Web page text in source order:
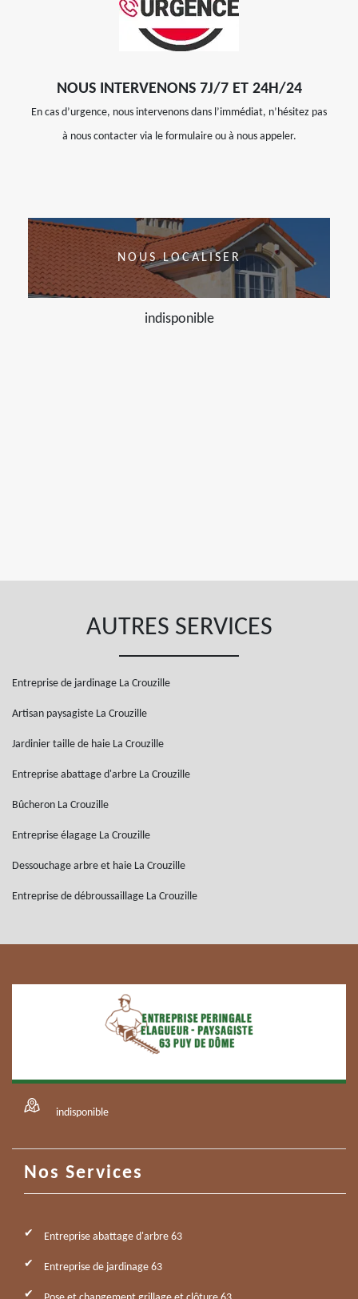
NOUS INTERVENONS 7J/7 ET 24H/24
En cas d’urgence, nous intervenons dans l’immédiat, n’hésitez pas
à nous contacter via le formulaire ou à nous appeler.
NOUS LOCALISER
indisponible
AUTRES SERVICES
Entreprise de jardinage La Crouzille
Artisan paysagiste La Crouzille
Jardinier taille de haie La Crouzille
Entreprise abattage d'arbre La Crouzille
Bûcheron La Crouzille
Entreprise élagage La Crouzille
Dessouchage arbre et haie La Crouzille
Entreprise de débroussaillage La Crouzille
indisponible
Nos Services
Entreprise abattage d'arbre 63
Entreprise de jardinage 63